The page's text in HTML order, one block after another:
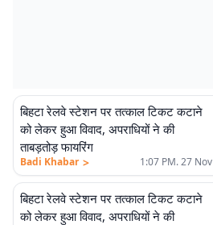
बिहटा रेलवे स्टेशन पर तत्काल टिकट कटाने
को लेकर हुआ विवाद, अपराधियों ने की
ताबड़तोड़ फायरिंग
Badi Khabar > 1:07 PM. 27 Nov
बिहटा रेलवे स्टेशन पर तत्काल टिकट कटाने
को लेकर हुआ विवाद, अपराधियों ने की